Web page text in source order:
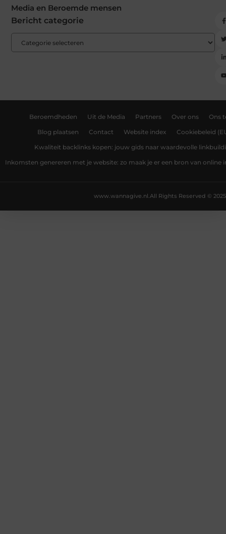
Media en Beroemde mensen
Bericht categorie
Beroemdheden Uit de Media Partners Over ons Ons
Blog plaatsen Contact Website index Cookiebeleid
Kwaliteit backlinks kopen: jouw gids naar waardevolle
Inkomsten genereren met je website: zo maak je er een bron van online
All Rights Reserved © 2025
www.wannagive.nl.